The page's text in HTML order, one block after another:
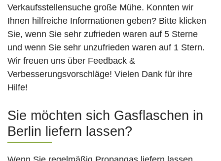
Verkaufsstellensuche große Mühe. Konnten wir
Ihnen hilfreiche Informationen geben? Bitte klicken
Sie, wenn Sie sehr zufrieden waren auf 5 Sterne
und wenn Sie sehr unzufrieden waren auf 1 Stern.
Wir freuen uns über Feedback &
Verbesserungsvorschläge! Vielen Dank für ihre
Hilfe!
Sie möchten sich Gasflaschen in
Berlin liefern lassen?